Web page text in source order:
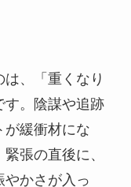
、「重くなり
す。陰謀や追跡
が緩衝材にな
張の直後に、
かさが入っ